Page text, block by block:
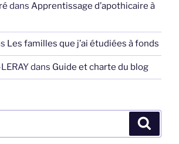
dans Apprentissage d’apothicaire à
Les familles que j’ai étudiées à fonds
dans Guide et charte du blog